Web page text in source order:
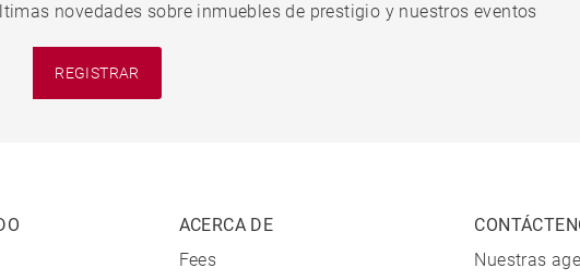
novedades sobre inmuebles de prestigio y nuestros eventos
REGISTRAR
ACERCA DE
Fees
Nuestras